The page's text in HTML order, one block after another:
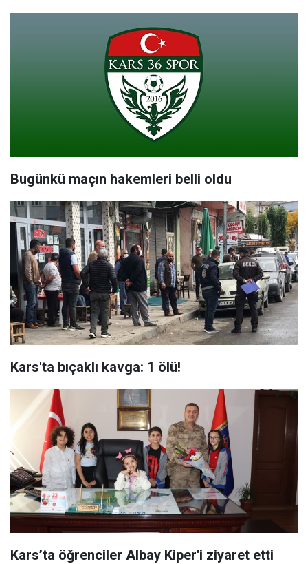
Bugünkü maçın hakemleri belli oldu
Kars'ta bıçaklı kavga: 1 ölü!
Kars’ta öğrenciler Albay Kiper'i ziyaret etti